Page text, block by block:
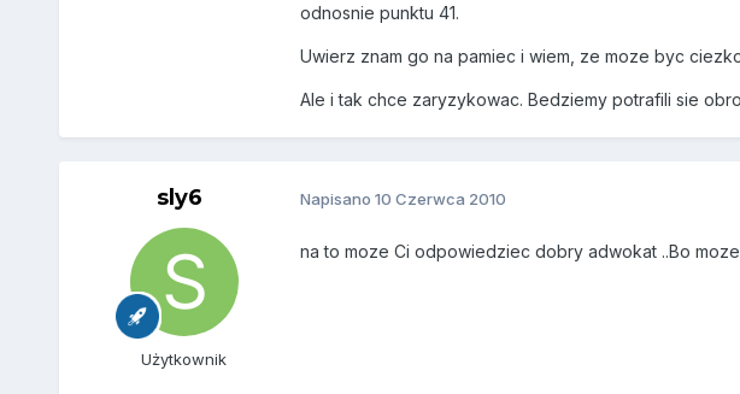
odnosnie punktu 41.
Uwierz znam go na pamiec i wiem, ze moze byc
Ale i tak chce zaryzykowac. Bedziemy potrafili sie
sly6
Użytkownik
Napisano 10 Czerwca 2010
na to moze Ci odpowiedziec dobry adwokat ..Bo